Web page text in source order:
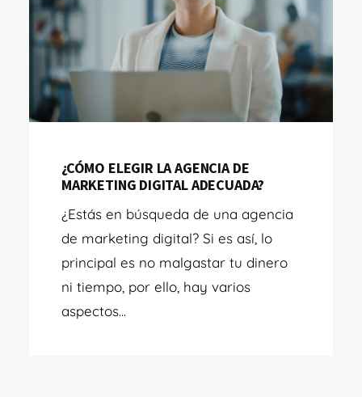
¿CÓMO ELEGIR LA AGENCIA DE
MARKETING DIGITAL ADECUADA?
¿Estás en búsqueda de una agencia
de marketing digital? Si es así, lo
principal es no malgastar tu dinero
ni tiempo, por ello, hay varios
aspectos...